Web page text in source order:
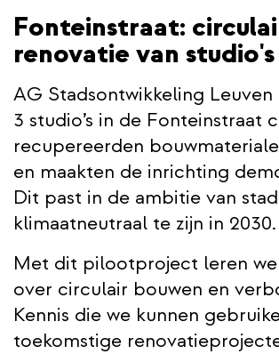
Fonteinstraat:
renovatie van studio's
AG Stadsontwikkeling
3 studio’s in de Fonteinstraat
recupereerden
en maakten de inrichting
Dit past in de ambitie van
klimaatneutraal te zijn in 2030.
Met dit pilootproject leren
over circulair bouwen en
Kennis die we kunnen
toekomstige